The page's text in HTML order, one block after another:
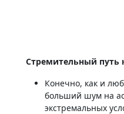
Стремительный путь
Конечно, как и
больший шум на
экстремальных